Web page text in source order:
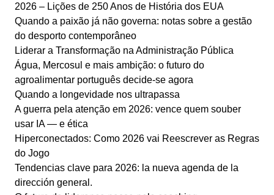
2026 – Lições de 250 Anos de História dos EUA
Quando a paixão já não governa: notas sobre a gestão
do desporto contemporâneo
Liderar a Transformação na Administração Pública
Água, Mercosul e mais ambição: o futuro do
agroalimentar português decide-se agora
Quando a longevidade nos ultrapassa
A guerra pela atenção em 2026: vence quem souber
usar IA — e ética
Hiperconectados: Como 2026 vai Reescrever as Regras
do Jogo
Tendencias clave para 2026: la nueva agenda de la
dirección general.